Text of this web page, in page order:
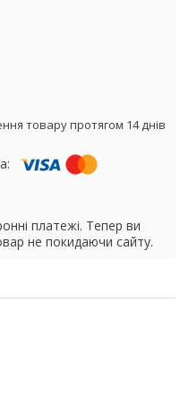
товару протягом 14 днів
платежі. Тепер ви
не покидаючи сайту.